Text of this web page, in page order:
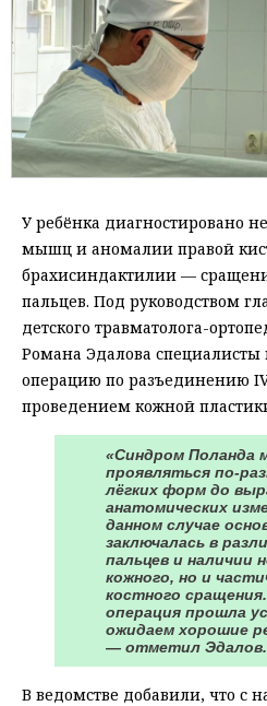
У ребёнка диагностировано
мышц и аномалии правой
брахисиндактилии —
пальцев. Под руководством
детского травматолога-
Романа Эдалова
операцию по разъединению
проведением кожной
«Синдром Поланда
проявляться по-
лёгких форм до
анатомических
данном случае
заключалась в
пальцев и наличии
кожного, но и
костного
операция прошла
ожидаем хорошие
— отметил Эдалов.
В ведомстве добавили, что с